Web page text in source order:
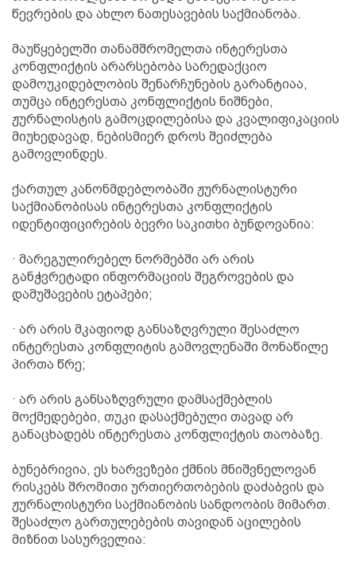
წევრების და ახლო ნათესავების საქმიანობა.
მაუწყებელში თანამშრომელთა ინტერესთა
კონფლიქტის არარსებობა სარედაქციო
დამოუკიდებლობის შენარჩუნების გარანტიაა,
თუმცა ინტერესთა კონფლიქტის ნიშნები,
ჟურნალისტის გამოცდილებისა და კვალიფიკაციის
მიუხედავად, ნებისმიერ დროს შეიძლება
გამოვლინდეს.
ქართულ კანონმდებლობაში ჟურნალისტური
საქმიანობისას ინტერესთა კონფლიქტის
იდენტიფიცირების ბევრი საკითხი ბუნდოვანია:
· მარეგულირებელ ნორმებში არ არის
განჭვრეტადი ინფორმაციის შეგროვების და
დამუშავების ეტაპები;
· არ არის მკაფიოდ განსაზღვრული შესაძლო
ინტერესთა კონფლიტის გამოვლენაში მონაწილე
პირთა წრე;
· არ არის განსაზღვრული დამსაქმებლის
მოქმედებები, თუკი დასაქმებული თავად არ
განაცხადებს ინტერესთა კონფლიქტის თაობაზე.
ბუნებრივია, ეს ხარვეზები ქმნის მნიშვნელოვან
რისკებს შრომითი ურთიერთობების დაძაბვის და
ჟურნალისტური საქმიანობის სანდოობის მიმართ.
შესაძლო გართულებების თავიდან აცილების
მიზნით სასურველია: